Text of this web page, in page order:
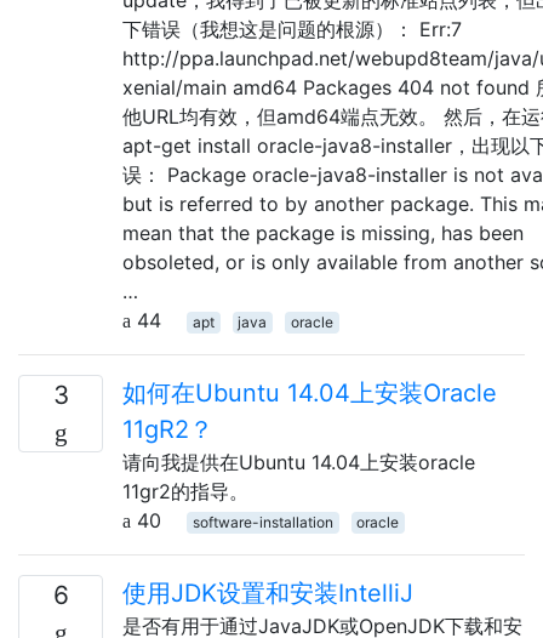
下错误（我想这是问题的根源）： Err:7
http://ppa.launchpad.net/webupd8team/
xenial/main amd64 Packages 404 not found
他URL均有效，但amd64端点无效。 然后，在
apt-get install oracle-java8-installer，出现以
误： Package oracle-java8-installer is not
but is referred to by another package. This
mean that the package is missing, has been
obsoleted, or is only available from another
…
44
apt java oracle
3
如何在Ubuntu 14.04上安装Oracle
11gR2？
请向我提供在Ubuntu 14.04上安装oracle
11gr2的指导。
40
software-installation oracle
6 使用JDK设置和安装IntelliJ
是否有用于通过JavaJDK或OpenJDK下载和安